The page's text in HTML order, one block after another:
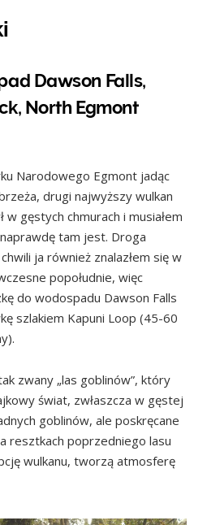
Dawson Falls,
North Egmont
Narodowego Egmont jadąc
drugi najwyższy wulkan
gęstych chmurach i musiałem
tam jest. Droga
ja również znalazłem się w
popołudnie, więc
do wodospadu Dawson Falls
szlakiem Kapuni Loop (45-60
zwany „las goblinów”, który
świat, zwłaszcza w gęstej
goblinów, ale poskręcane
resztkach poprzedniego lasu
wulkanu, tworzą atmosferę